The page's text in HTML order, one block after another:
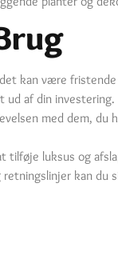
kan være
ud af din investering.
med dem, du
tilføje luksus og
kan du